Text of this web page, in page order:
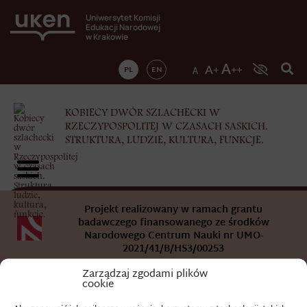
Zarządzaj zgodami plików
cookie
Uniwersytet Komisji
Edukacji Narodowej
w Krakowie
PL EN
KOBIECY DWÓR SZLACHECKI W
RZECZYPOSPOLITEJ W CZASACH SASKICH.
STRUKTURA, LUDZIE, KULTURA, FUNKCJE.
Projekt realizowany w ramach grantu
badawczego finansowanego ze środków
Narodowego Centrum Nauki nr UMO-
2021/41/B/HS3/00253